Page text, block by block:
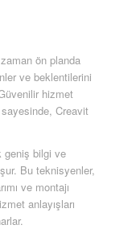
ön planda
ve beklentilerini
hizmet
sayesinde, Creavit
geniş bilgi ve
Bu teknisyenler,
ve montajı
anlayışları